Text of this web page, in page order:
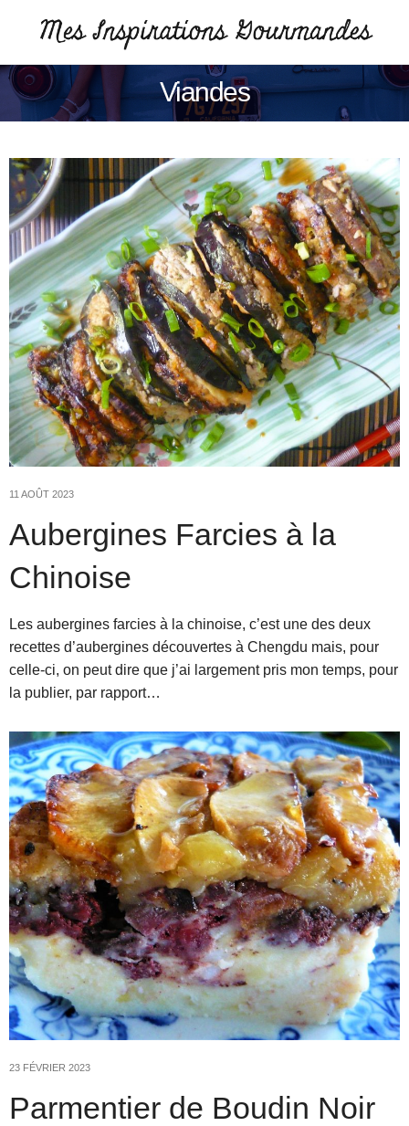
Viandes
11 AOÛT 2023
Aubergines Farcies à la
Chinoise
Les aubergines farcies à la chinoise, c’est une des deux
recettes d’aubergines découvertes à Chengdu mais, pour
celle-ci, on peut dire que j’ai largement pris mon temps, pour
la publier, par rapport…
23 FÉVRIER 2023
Parmentier de Boudin Noir